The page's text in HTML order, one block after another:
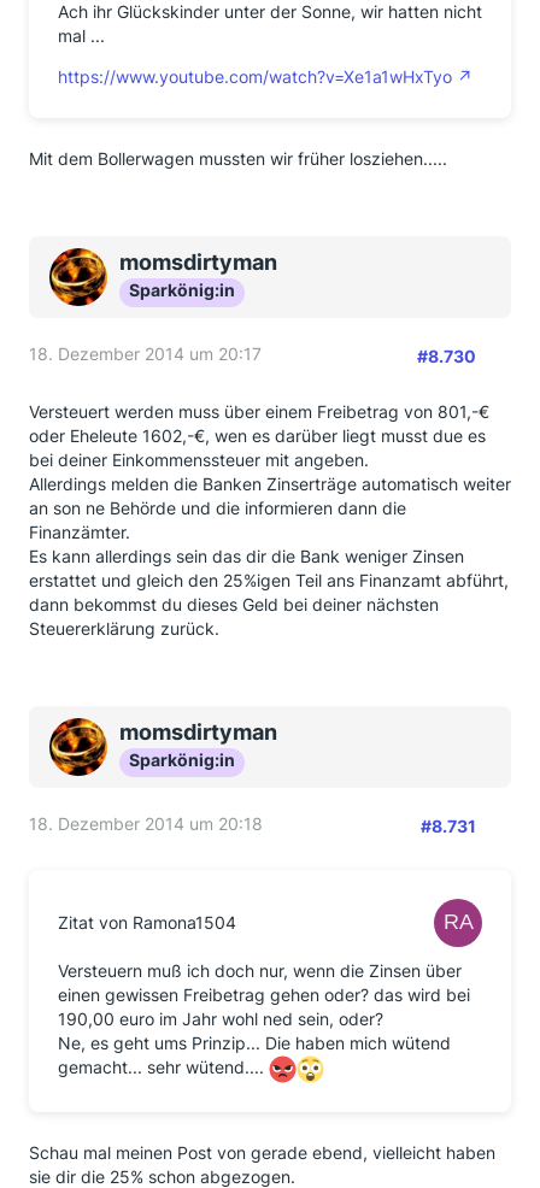
Ach ihr Glückskinder unter der Sonne, wir hatten nicht
mal ...
https://www.youtube.com/watch?v=Xe1a1wHxTyo
Mit dem Bollerwagen mussten wir früher losziehen.....
momsdirtyman
Sparkönig:in
18. Dezember 2014 um 20:17 #8.730
Versteuert werden muss über einem Freibetrag von 801,-€
oder Eheleute 1602,-€, wen es darüber liegt musst due es
bei deiner Einkommenssteuer mit angeben.
Allerdings melden die Banken Zinserträge automatisch weiter
an son ne Behörde und die informieren dann die
Finanzämter.
Es kann allerdings sein das dir die Bank weniger Zinsen
erstattet und gleich den 25%igen Teil ans Finanzamt abführt,
dann bekommst du dieses Geld bei deiner nächsten
Steuererklärung zurück.
momsdirtyman
Sparkönig:in
18. Dezember 2014 um 20:18 #8.731
Zitat von Ramona1504
Versteuern muß ich doch nur, wenn die Zinsen über
einen gewissen Freibetrag gehen oder? das wird bei
190,00 euro im Jahr wohl ned sein, oder?
Ne, es geht ums Prinzip... Die haben mich wütend
gemacht... sehr wütend....
Schau mal meinen Post von gerade ebend, vielleicht haben
sie dir die 25% schon abgezogen.